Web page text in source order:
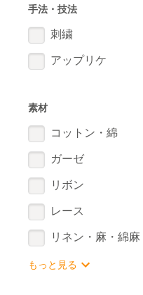
手法・技法
刺繍
アップリケ
素材
コットン・綿
ガーゼ
リボン
レース
リネン・麻・綿麻
もっと見る